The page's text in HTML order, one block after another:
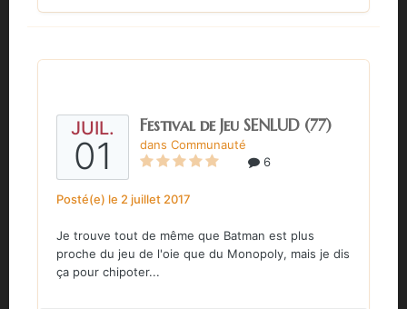
JUIL.
01
Festival de Jeu SENLUD (77)
dans Communauté
6
Posté(e) le 2 juillet 2017
Je trouve tout de même que Batman est plus
proche du jeu de l'oie que du Monopoly, mais je dis
ça pour chipoter...